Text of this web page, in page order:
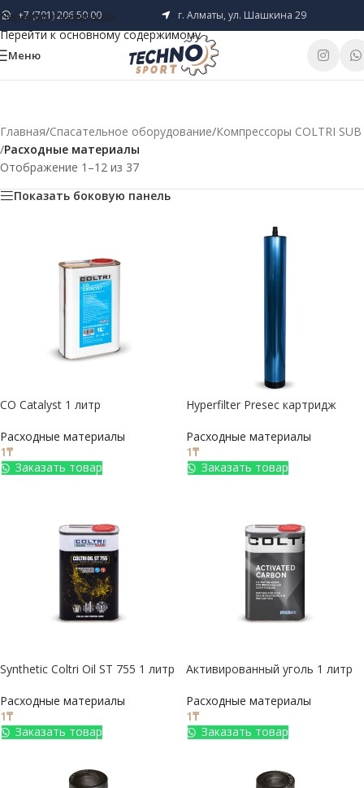
Перейти к навигации
Перейти к основному содержимому
+7 (701) 206 50 00 г. Алматы, ул. Шашкина 29
Меню
Главная/Спасательное оборудование/Компрессоры COLTRI SUB
/Расходные материалы
Отображение 1–12 из 37
Показать боковую панель
CO Catalyst 1 литр
Расходные материалы
1₸
Заказать товар
Hyperfilter Presec картридж
Расходные материалы
1₸
Заказать товар
Synthetic Coltri Oil ST 755 1 литр
Расходные материалы
1₸
Заказать товар
Активированный уголь 1 литр
Расходные материалы
1₸
Заказать товар